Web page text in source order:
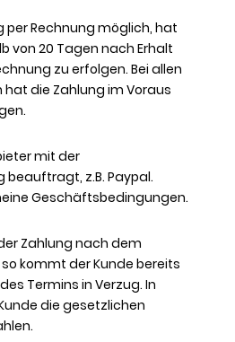
per Rechnung möglich, hat
von 20 Tagen nach Erhalt
zu erfolgen. Bei allen
die Zahlung im Voraus
mit der
beauftragt, z.B. Paypal.
Geschäftsbedingungen.
Zahlung nach dem
kommt der Kunde bereits
Termins in Verzug. In
die gesetzlichen